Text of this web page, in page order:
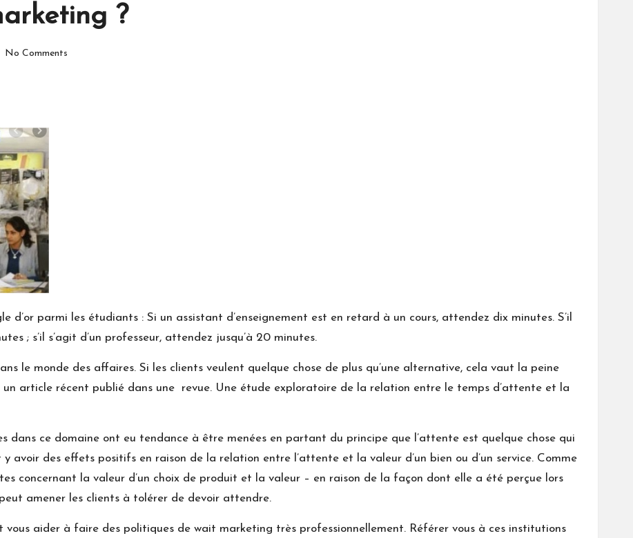
?
No Comments
d’or parmi les étudiants : Si un assistant d’enseignement est en retard à un cours, attendez dix minutes. S’il
; s’il s’agit d’un professeur, attendez jusqu’à 20 minutes.
le monde des affaires. Si les clients veulent quelque chose de plus qu’une alternative, cela vaut la peine
un article récent publié dans une revue. Une étude exploratoire de la relation entre le temps d’attente et la
dans ce domaine ont eu tendance à être menées en partant du principe que l’attente est quelque chose qui
avoir des effets positifs en raison de la relation entre l’attente et la valeur d’un bien ou d’un service. Comme
concernant la valeur d’un choix de produit et la valeur – en raison de la façon dont elle a été perçue lors
amener les clients à tolérer de devoir attendre.
vous aider à faire des politiques de wait marketing très professionnellement. Référer vous à ces institutions